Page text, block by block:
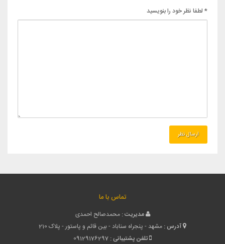
* لطفا نظر خود را بنویسید
تماس با ما
مدیریت : محمدصالح احمدی
آدرس : مشهد - پنجراه سناباد - بین قائم و پاستور - پلاک 210
تلفن پشتیبانی : 09129176297